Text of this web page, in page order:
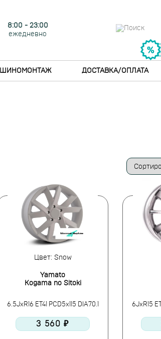
8:00 - 23:00
ежедневно
ШИНОМОНТАЖ ДОСТАВКА/ОПЛАТА
Цвет: Snow
Yamato
Kogama no Sitoki
6.5JxR16 ET41 PCD5x115 DIA70.1
3 560 ₽
6JxR15